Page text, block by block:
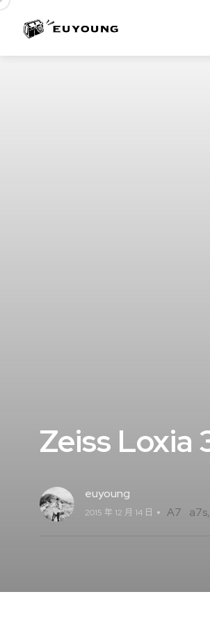
Zeiss Loxia
euyoung
2015 年 12 月 14 日 A7 a7s